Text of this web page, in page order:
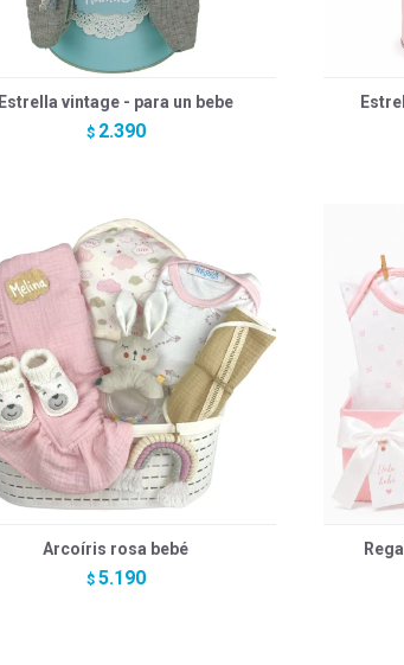
Estrella vintage - para un bebe
$ 2.390
Arcoíris rosa bebé
$ 5.190